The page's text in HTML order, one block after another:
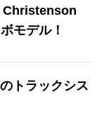
Christenson
モデル！
トラックシス